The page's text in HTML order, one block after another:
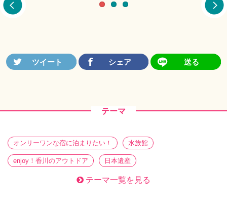
テーマ
オンリーワンな宿に泊まりたい！ 水族館
enjoy！香川のアウトドア 日本遺産
働き方の新定番！？ワーケーション 香川旅帖 特別編
テーマ一覧を見る